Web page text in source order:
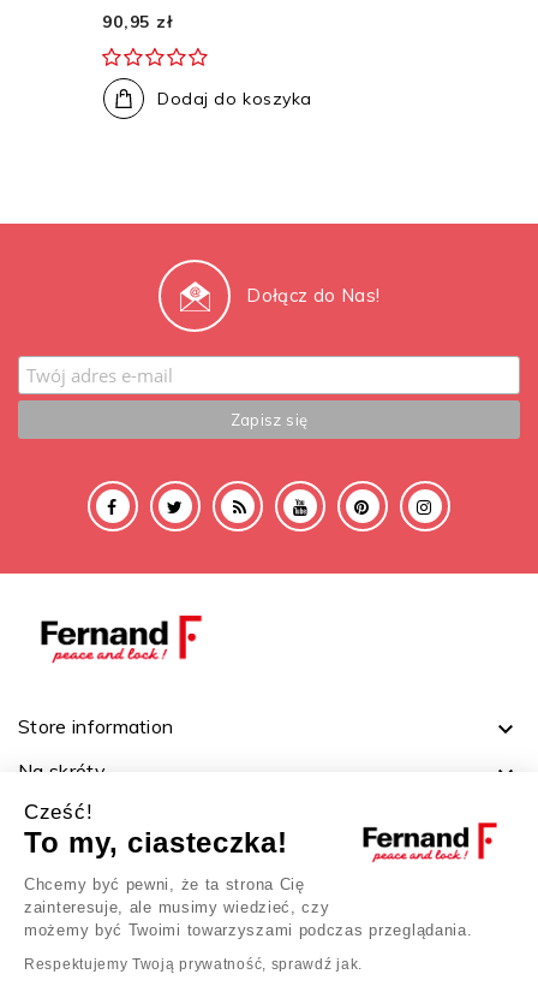
90,95 zł
Dodaj do koszyka
Dołącz do Nas!
Store information 
Na skróty 
Ważne linki 
Twoje konto
Cześć!
To my, ciasteczka!
Chcemy być pewni, że ta strona Cię
zainteresuje, ale musimy wiedzieć, czy
możemy być Twoimi towarzyszami podczas przeglądania.
Respektujemy Twoją prywatność, sprawdź jak.